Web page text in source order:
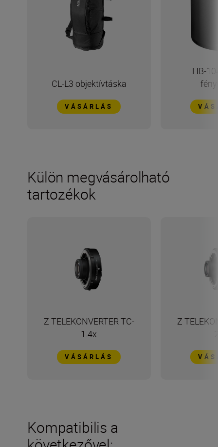
CL-L3 objektívtáska
VÁSÁRLÁS
HB-
Külön megvásárolható
tartozékok
Z TELEKONVERTER TC-
1.4x
VÁSÁRLÁS
Z
Kompatibilis a